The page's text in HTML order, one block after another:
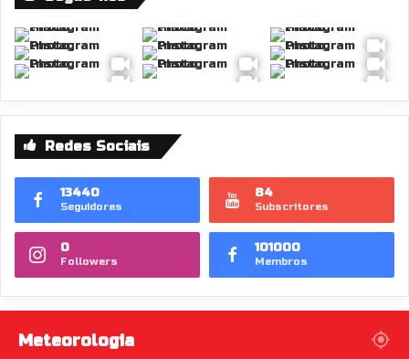
Redes Sociais
13440
Seguidores
84
Subscritores
0
Followers
101000
Membros
Meteorologia